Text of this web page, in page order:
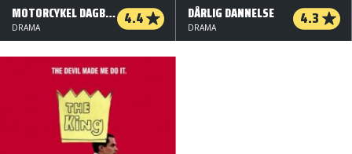
MOTORCYKEL DAGBOG 4.4
DRAMA
DÅRLIG DANNELSE 4.3
DRAMA